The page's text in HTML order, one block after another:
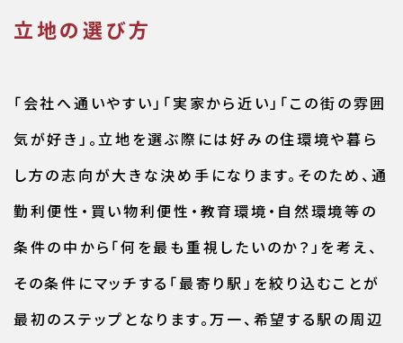
立地の選び方
「会社へ通いやすい」「実家から近い」「この街の雰囲
気が好き」。立地を選ぶ際には好みの住環境や暮ら
し方の志向が大きな決め手になります。そのため、通
勤利便性・買い物利便性・教育環境・自然環境等の
条件の中から「何を最も重視したいのか？」を考え、
その条件にマッチする「最寄り駅」を絞り込むことが
最初のステップとなります。万一、希望する駅の周辺